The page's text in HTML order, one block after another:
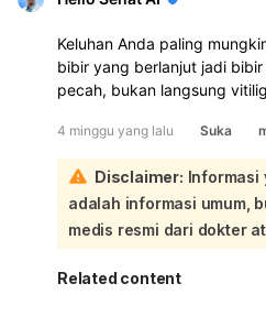
Keluhan Anda paling
bibir yang berlanjut jadi
pecah, bukan langsung
sembuh, tapi tetap perlu
Saran saya:
Hentikan dulu semua
memicu, termasuk lip
Pakai petroleum jelly
mungkin, terutama
dan setelah makan.
4 minggu yang lalu Suka
Disclaimer: Informasi
adalah informasi umum,
medis resmi dari dokter
Related content